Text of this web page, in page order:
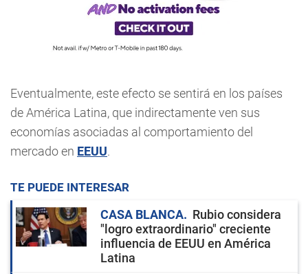
Eventualmente, este efecto se sentirá en los países
de América Latina, que indirectamente ven sus
economías asociadas al comportamiento del
mercado en EEUU.
TE PUEDE INTERESAR
CASA BLANCA
Rubio considera
"logro extraordinario" creciente
influencia de EEUU en América
Latina